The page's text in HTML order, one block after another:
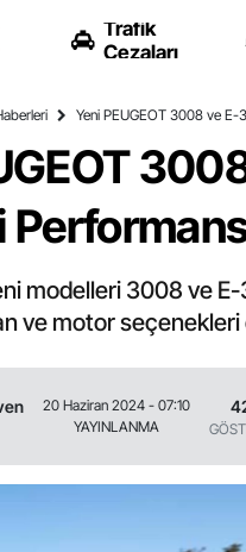
Trafik
Cezaları
Yeni PEUGEOT 3008 ve E-
modelleri 3008 ve
ve motor
20 Haziran 2024 - 07:10
YAYINLANMA